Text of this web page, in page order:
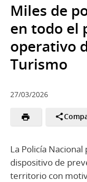
Miles de
en todo el
operativo
Turismo
27/03/2026
La Policía
dispositivo de
territorio con